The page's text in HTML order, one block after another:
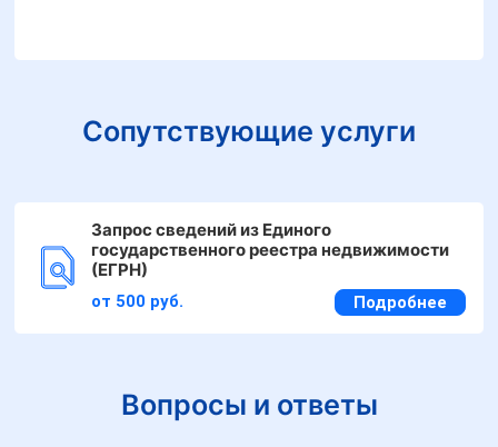
Сопутствующие услуги
Запрос сведений из Единого
государственного реестра недвижимости
(ЕГРН)
от 500 руб. Подробнее
Вопросы и ответы